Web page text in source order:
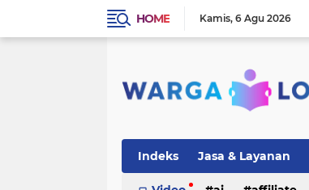
HOME Kamis 6 Agu 2026
Indeks Jasa & Layanan